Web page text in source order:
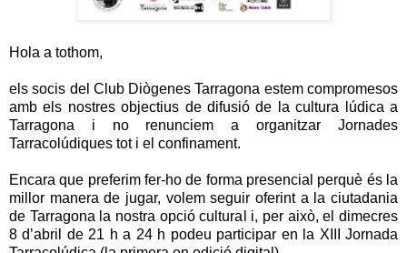
Hola a tothom,
els socis del Club Diògenes Tarragona estem compromesos
amb els nostres objectius de difusió de la cultura lúdica a
Tarragona i no renunciem a organitzar Jornades
Tarracolúdiques tot i el confinament.
Encara que preferim fer-ho de forma presencial perquè és la
millor manera de jugar, volem seguir oferint a la ciutadania
de Tarragona la nostra opció cultural i, per això, el dimecres
8 d’abril de 21 h a 24 h podeu participar en la XIII Jornada